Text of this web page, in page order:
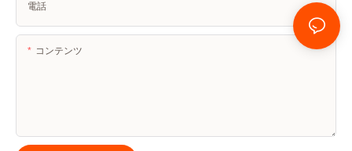
電話
コンテンツ